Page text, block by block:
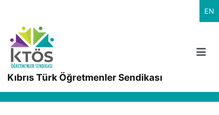
EN
Kıbrıs Türk Öğretmenler Sendikası